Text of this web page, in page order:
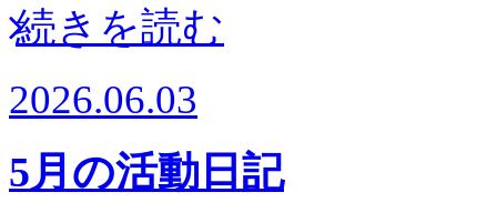
続きを読む
2026.06.03
5月の活動日記